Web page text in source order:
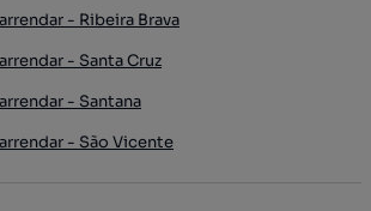
- Ribeira Brava
- Santa Cruz
- Santana
- São Vicente